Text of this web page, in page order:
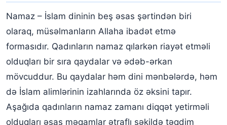
Qadınların Namazda Diqqət Etməsi Gərəkən Əsas
Əsas tövsiyələr:
Namaz – İslam dininin beş əsas şərtindən biri
olaraq, müsəlmanların Allaha ibadət etmə
formasıdır. Qadınların namaz qılarkən riayət etməli
olduqları bir sıra qaydalar və ədəb-ərkan
mövcuddur. Bu qaydalar həm dini mənbələrdə, həm
də İslam alimlərinin izahlarında öz əksini tapır.
Aşağıda qadınların namaz zamanı diqqət yetirməli
olduqları əsas məqamlar ətraflı şəkildə təqdim